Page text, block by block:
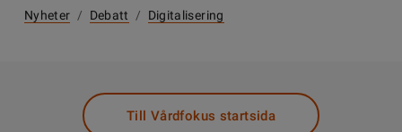
Nyheter / Debatt / Digitalisering
Till Vårdfokus startsida